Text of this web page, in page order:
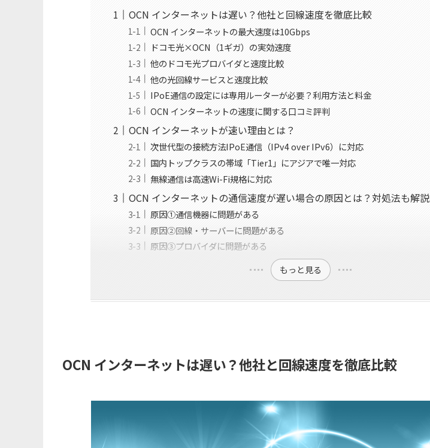
OCN インターネットは遅い？他社と回線速度を徹底比較
OCN インターネットの最大速度は10Gbps
ドコモ光×OCN（1ギガ）の実効速度
他のドコモ光プロバイダと速度比較
他の光回線サービスと速度比較
IPoE通信の設定には専用ルーターが必要？利用方法と料金
OCN インターネットの速度に関する口コミ評判
OCN インターネットが速い理由とは？
次世代型の接続方法IPoE通信（IPv4 over IPv6）に対応
国内トップクラスの帯域「Tier1」にアジアで唯一対応
無線通信は高速Wi-Fi規格に対応
OCN インターネットの通信速度が遅い場合の原因とは？対処法も解説
原因①通信機器に問題がある
原因②回線・サーバーに問題がある
原因③プロバイダに問題がある
もっと見る
OCN インターネットは遅い？他社と回線速度を徹底比較